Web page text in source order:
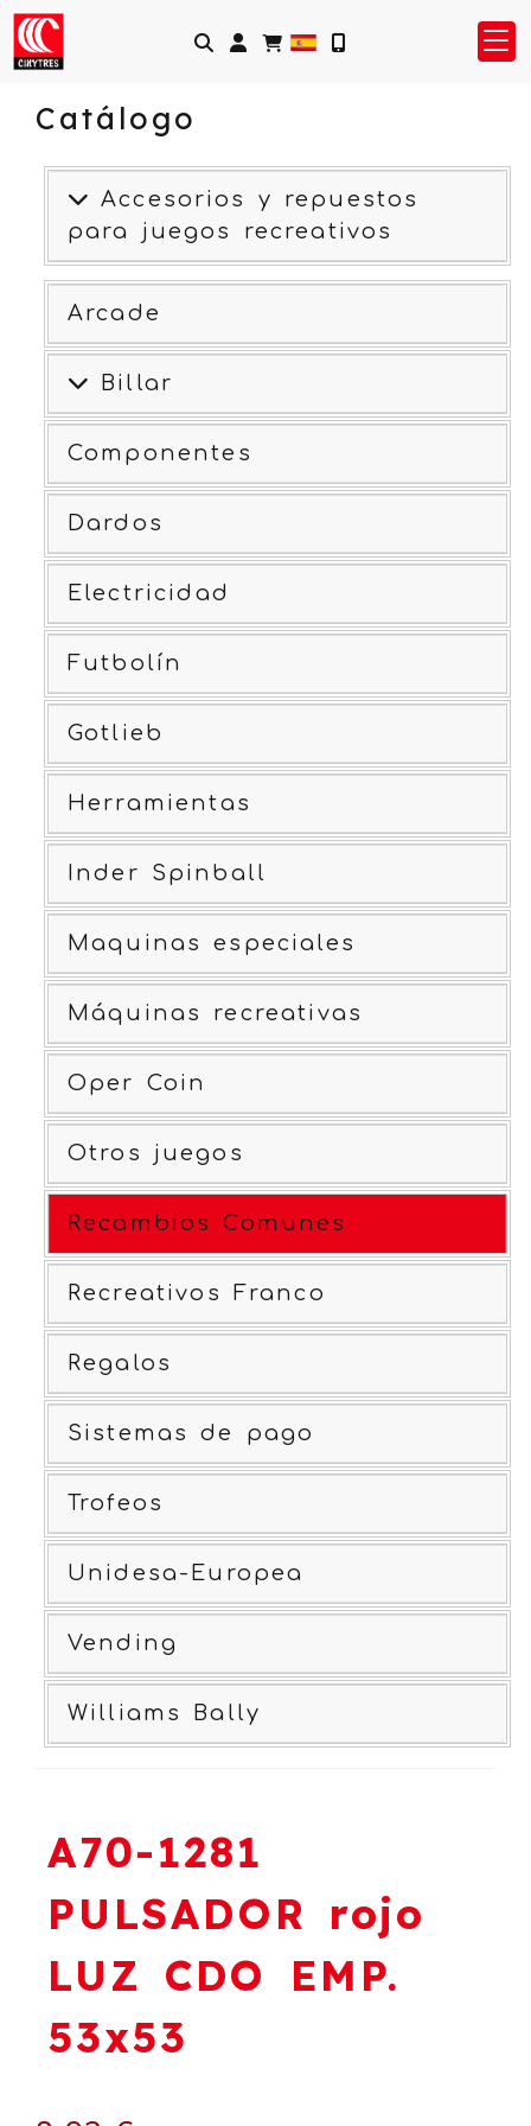
Identifícate
Catálogo
Accesorios y repuestos
para juegos recreativos
Arcade
Billar
Componentes
Dardos
Electricidad
Futbolín
Gotlieb
Herramientas
Inder Spinball
Maquinas especiales
Máquinas recreativas
Oper Coin
Otros juegos
Recambios Comunes
Recreativos Franco
Regalos
Sistemas de pago
Trofeos
Unidesa-Europea
Vending
Williams Bally
A70-1281
PULSADOR rojo
LUZ CDO EMP.
53x53